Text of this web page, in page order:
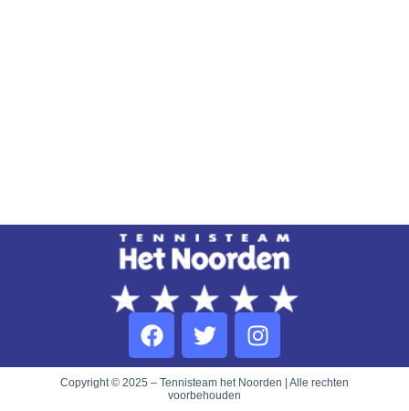
Copyright © 2025 – Tennisteam het Noorden | Alle rechten
voorbehouden